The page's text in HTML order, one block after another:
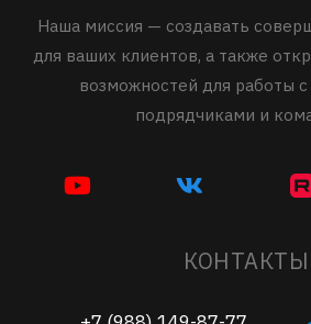
Наша миссия — создавать
для ваших клиентов, а также
возможностей для работы
подрядчиками и
КОНТАКТЫ